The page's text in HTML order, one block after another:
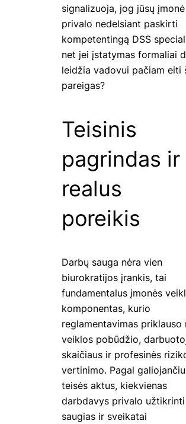
signalizuoja, jog jūsų įmonė
privalo nedelsiant paskirti
kompetentingą DSS
net jei įstatymas formaliai
leidžia vadovui pačiam eiti
pareigas?
Teisinis
pagrindas ir
realus
poreikis
Darbų sauga nėra vien
biurokratijos įrankis, tai
fundamentalus įmonės
komponentas, kurio
reglamentavimas priklauso
veiklos pobūdžio,
skaičiaus ir profesinės
vertinimo. Pagal
teisės aktus, kiekvienas
darbdavys privalo užtikrinti
saugias ir sveikatai